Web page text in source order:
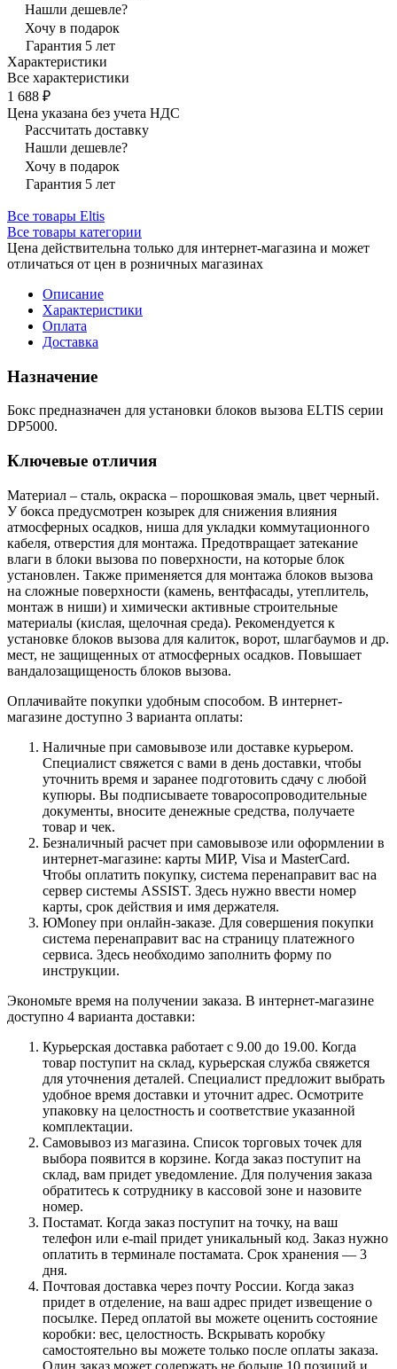
Нашли дешевле?
Хочу в подарок
Гарантия 5 лет
Характеристики
Все характеристики
1 688 ₽
Цена указана без учета НДС
Рассчитать доставку
Нашли дешевле?
Хочу в подарок
Гарантия 5 лет
Все товары Eltis
Все товары категории
Цена действительна только для интернет-магазина и может
отличаться от цен в розничных магазинах
Описание
Характеристики
Оплата
Доставка
Назначение
Бокс предназначен для установки блоков вызова ELTIS серии
DP5000.
Ключевые отличия
Материал – сталь, окраска – порошковая эмаль, цвет черный.
У бокса предусмотрен козырек для снижения влияния
атмосферных осадков, ниша для укладки коммутационного
кабеля, отверстия для монтажа. Предотвращает затекание
влаги в блоки вызова по поверхности, на которые блок
установлен. Также применяется для монтажа блоков вызова
на сложные поверхности (камень, вентфасады, утеплитель,
монтаж в ниши) и химически активные строительные
материалы (кислая, щелочная среда). Рекомендуется к
установке блоков вызова для калиток, ворот, шлагбаумов и др.
мест, не защищенных от атмосферных осадков. Повышает
вандалозащищеность блоков вызова.
Оплачивайте покупки удобным способом. В интернет-
магазине доступно 3 варианта оплаты:
Наличные при самовывозе или доставке курьером.
Специалист свяжется с вами в день доставки, чтобы
уточнить время и заранее подготовить сдачу с любой
купюры. Вы подписываете товаросопроводительные
документы, вносите денежные средства, получаете
товар и чек.
Безналичный расчет при самовывозе или оформлении в
интернет-магазине: карты МИР, Visa и MasterCard.
Чтобы оплатить покупку, система перенаправит вас на
сервер системы ASSIST. Здесь нужно ввести номер
карты, срок действия и имя держателя.
ЮMoney при онлайн-заказе. Для совершения покупки
система перенаправит вас на страницу платежного
сервиса. Здесь необходимо заполнить форму по
инструкции.
Экономьте время на получении заказа. В интернет-магазине
доступно 4 варианта доставки:
Курьерская доставка работает с 9.00 до 19.00. Когда
товар поступит на склад, курьерская служба свяжется
для уточнения деталей. Специалист предложит выбрать
удобное время доставки и уточнит адрес. Осмотрите
упаковку на целостность и соответствие указанной
комплектации.
Самовывоз из магазина. Список торговых точек для
выбора появится в корзине. Когда заказ поступит на
склад, вам придет уведомление. Для получения заказа
обратитесь к сотруднику в кассовой зоне и назовите
номер.
Постамат. Когда заказ поступит на точку, на ваш
телефон или e-mail придет уникальный код. Заказ нужно
оплатить в терминале постамата. Срок хранения — 3
дня.
Почтовая доставка через почту России. Когда заказ
придет в отделение, на ваш адрес придет извещение о
посылке. Перед оплатой вы можете оценить состояние
коробки: вес, целостность. Вскрывать коробку
самостоятельно вы можете только после оплаты заказа.
Один заказ может содержать не больше 10 позиций и